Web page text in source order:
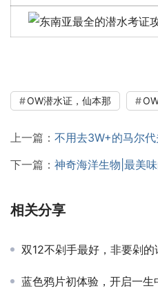
OW潜水证，仙本那
上一篇： 不用去3W+的马尔代夫
下一篇： 神奇海洋生物|最美
相关分享
双12不剁手最好，非要剁的
蓝色鸦片初体验，开启一生